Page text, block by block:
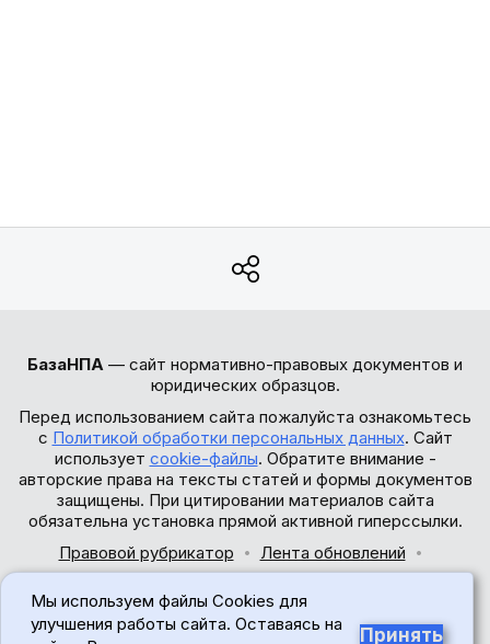
БазаНПА — сайт нормативно-правовых документов и
юридических образцов.
Перед использованием сайта пожалуйста ознакомьтесь
с Политикой обработки персональных данных. Сайт
использует cookie-файлы. Обратите внимание -
авторские права на тексты статей и формы документов
защищены. При цитировании материалов сайта
обязательна установка прямой активной гиперссылки.
Правовой рубрикатор
Лента обновлений
© 2017-2026
Мы используем файлы Cookies для
улучшения работы сайта. Оставаясь на
Принять